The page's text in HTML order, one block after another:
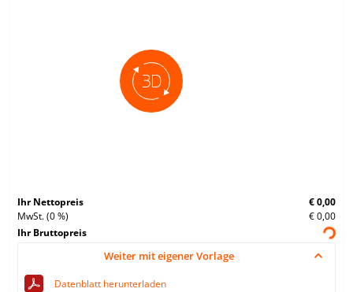
Ihr Nettopreis
€ 0,00
MwSt. (0 %)
€ 0,00
Ihr Bruttopreis
Weiter mit eigener Vorlage
Datenblatt herunterladen